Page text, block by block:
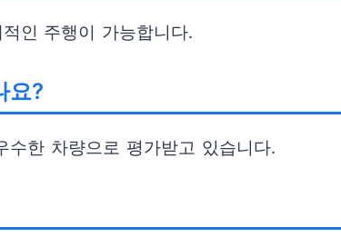
인 주행이 가능합니다.
요?
한 차량으로 평가받고 있습니다.